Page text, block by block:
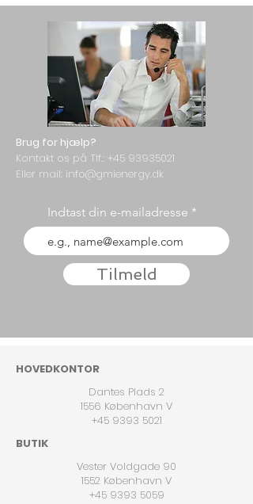
Brug for hjælp?
Kontakt os på Tlf.: +45 93935021
Eller mail: info@gmienergy.dk
Indtast din e-mailadresse
Tilmeld
HOVEDKONTOR
Dantes Plads 2
1556 København V
+45 9393 5021
BUTIK
Vester Voldgade 90
1552 København V
+45 9393 5059